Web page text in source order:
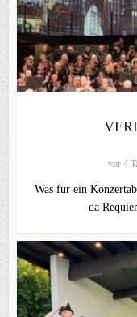
vor 4
Was für ein
da